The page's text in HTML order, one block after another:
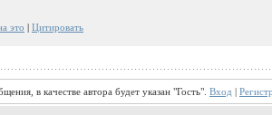
это | Цитировать
в качестве автора будет указан "Гость". Вход |